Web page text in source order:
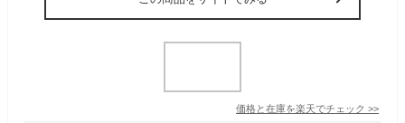
価格と在庫を楽天でチェック >>